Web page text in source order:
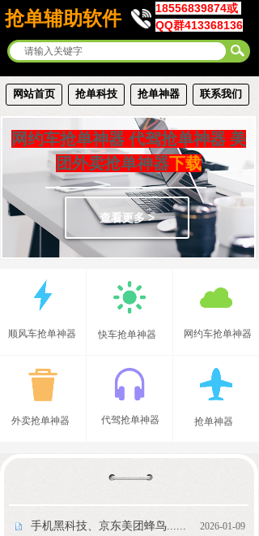
抢单辅助软件
18556839874或
QQ群413368136
网站首页 抢单科技 抢单神器 联系我们
网约车抢单神器 代驾抢单神器 美
团外卖抢单神器下载
查看更多 >
快车抢单神器 网约车抢单神器
外卖抢单神器 抢单神器
代驾抢单神器
顺风车抢单神器
手机黑科技、京东美团蜂鸟...... 2026-01-09